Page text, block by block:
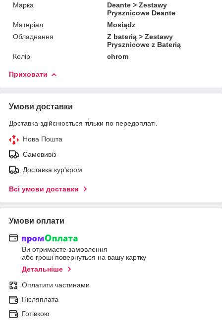
Марка
Deante > Zestawy
Prysznicowe Deante
Матеріал
Mosiądz
Обладнання
Z baterią > Zestawy
Prysznicowe z Baterią
Колір
chrom
Приховати
Умови доставки
Доставка здійснюється тільки по передоплаті.
Нова Пошта
Самовивіз
Доставка кур'єром
Всі умови доставки
Умови оплати
Ви отримаєте замовлення
або гроші повернуться на вашу картку
Детальніше
Оплатити частинами
Післяплата
Готівкою